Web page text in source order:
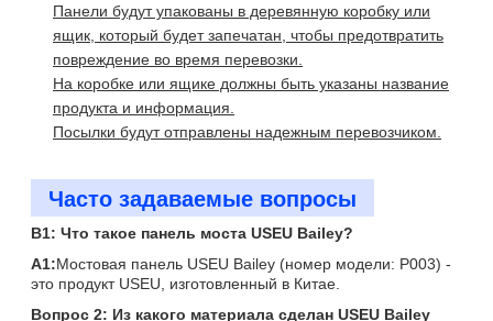
Панели будут упакованы в деревянную коробку или
ящик, который будет запечатан, чтобы предотвратить
повреждение во время перевозки.
На коробке или ящике должны быть указаны название
продукта и информация.
Посылки будут отправлены надежным перевозчиком.
Часто задаваемые вопросы
В1: Что такое панель моста USEU Bailey?
А1:Мостовая панель USEU Bailey (номер модели: P003) -
это продукт USEU, изготовленный в Китае.
Вопрос 2: Из какого материала сделан USEU Bailey